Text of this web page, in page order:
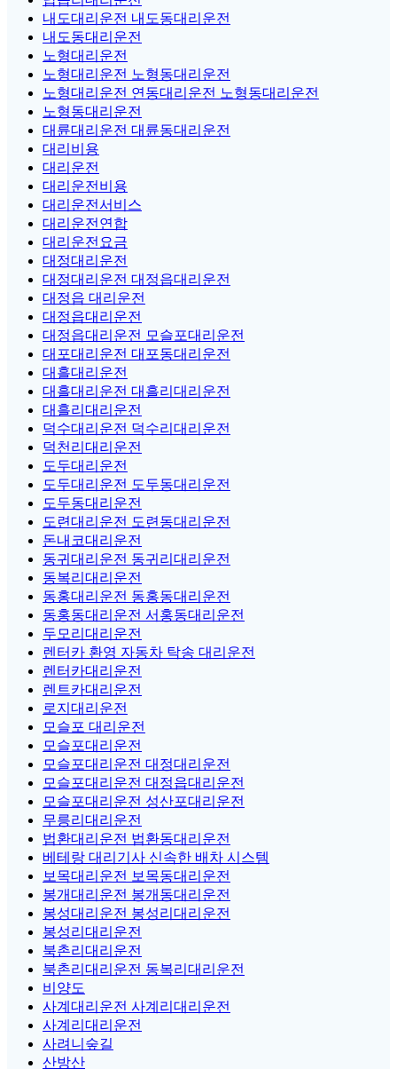
내도대리운전 내도동대리운전
내도동대리운전
노형대리운전
노형대리운전 노형동대리운전
노형대리운전 연동대리운전 노형동대리운전
노형동대리운전
대륜대리운전 대륜동대리운전
대리비용
대리운전
대리운전비용
대리운전서비스
대리운전연합
대리운전요금
대정대리운전
대정대리운전 대정읍대리운전
대정읍 대리운전
대정읍대리운전
대정읍대리운전 모슬포대리운전
대포대리운전 대포동대리운전
대흘대리운전
대흘대리운전 대흘리대리운전
대흘리대리운전
덕수대리운전 덕수리대리운전
덕천리대리운전
도두대리운전
도두대리운전 도두동대리운전
도두동대리운전
도련대리운전 도련동대리운전
돈내코대리운전
동귀대리운전 동귀리대리운전
동복리대리운전
동홍대리운전 동홍동대리운전
동홍동대리운전 서홍동대리운전
두모리대리운전
렌터카 환영 자동차 탁송 대리운전
렌터카대리운전
렌트카대리운전
로지대리운전
모슬포 대리운전
모슬포대리운전
모슬포대리운전 대정대리운전
모슬포대리운전 대정읍대리운전
모슬포대리운전 성산포대리운전
무릉리대리운전
법환대리운전 법환동대리운전
베테랑 대리기사 신속한 배차 시스템
보목대리운전 보목동대리운전
봉개대리운전 봉개동대리운전
봉성대리운전 봉성리대리운전
봉성리대리운전
북촌리대리운전
북촌리대리운전 동복리대리운전
비양도
사계대리운전 사계리대리운전
사계리대리운전
사려니숲길
산방산